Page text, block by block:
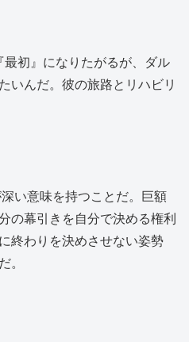
最初』になりたがるが、ダル
いんだ。彼の旅路とリハビリ
い意味を持つことだ。巨額
の幕引きを自分で決める権利
わりを決めさせない姿勢